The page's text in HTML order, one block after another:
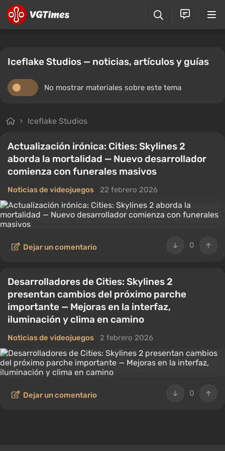
Iceflake Studios — noticias, artículos y guías
No mostrar materiales sobre este tema
Iceflake Studios
Actualización irónica: Cities: Skylines 2
aborda la mortalidad — Nuevo desarrollador
comienza con funerales masivos
Noticias de videojuegos 22 febrero 2026
0
Dejar un comentario
Desarrolladores de Cities: Skylines 2
presentan cambios del próximo parche
importante — Mejoras en la interfaz,
iluminación y clima en camino
Noticias de videojuegos 2 febrero 2026
0
Dejar un comentario